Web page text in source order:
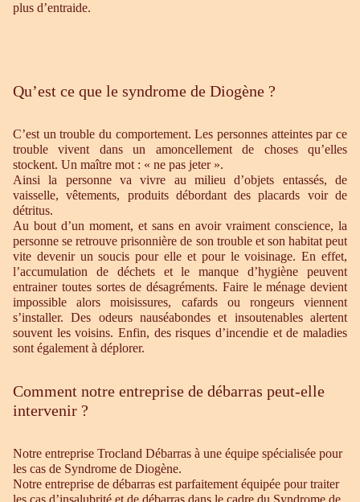
plus d’entraide.
Qu’est ce que le syndrome de Diogène ?
C’est un trouble du comportement. Les personnes atteintes par ce
trouble vivent dans un amoncellement de choses qu’elles
stockent. Un maître mot : « ne pas jeter ».
Ainsi la personne va vivre au milieu d’objets entassés, de
vaisselle, vêtements, produits débordant des placards voir de
détritus.
Au bout d’un moment, et sans en avoir vraiment conscience, la
personne se retrouve prisonnière de son trouble et son habitat peut
vite devenir un soucis pour elle et pour le voisinage. En effet,
l’accumulation de déchets et le manque d’hygiène peuvent
entrainer toutes sortes de désagréments. Faire le ménage devient
impossible alors moisissures, cafards ou rongeurs viennent
s’installer. Des odeurs nauséabondes et insoutenables alertent
souvent les voisins. Enfin, des risques d’incendie et de maladies
sont également à déplorer.
Comment notre entreprise de débarras peut-elle
intervenir ?
Notre entreprise Trocland Débarras à une équipe spécialisée pour
les cas de Syndrome de Diogène.
Notre entreprise de débarras est parfaitement équipée pour traiter
les cas d’insalubrité et de débarras dans le cadre du Syndrome de